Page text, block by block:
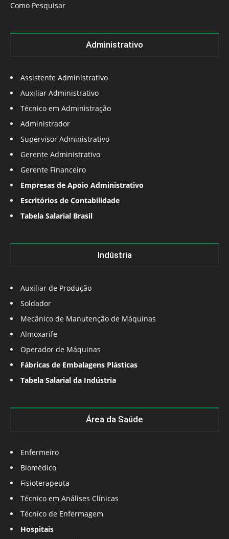
Como Pesquisar
Administrativo
Assistente Administrativo
Auxiliar Administrativo
Técnico em Administração
Administrador
Supervisor Administrativo
Gerente Administrativo
Gerente Financeiro
Empresas de Apoio Administrativo
Escritórios de Contabilidade
Tabela Salarial Brasil
Indústria
Auxiliar de Produção
Soldador
Mecânico de Manutenção de Máquinas
Almoxarife
Operador de Máquinas
Fábricas de Embalagens Plásticas
Tabela Salarial da Indústria
Área da Saúde
Enfermeiro
Biomédico
Fisioterapeuta
Técnico em Análises Clínicas
Técnico de Enfermagem
Hospitais